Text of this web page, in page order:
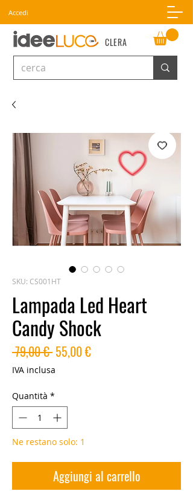
CLERA
Accedi
SKU: CS001HT
Lampada Led Heart
Candy Shock
79,00 € Prezzo
regolare
55,00 €Prezzo
IVA inclusa
Quantità *
Ne restano solo: 1
Aggiungi al carrello